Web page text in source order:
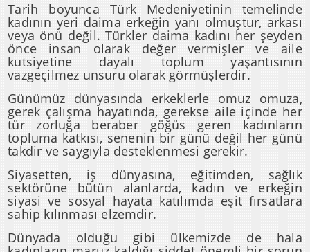
Tarih boyunca Türk Medeniyetinin temelinde
kadının yeri daima erkeğin yanı olmuştur, arkası
veya önü değil. Türkler daima kadını her şeyden
önce insan olarak değer vermişler ve aile
kutsiyetine dayalı toplum yaşantısının
vazgeçilmez unsuru olarak görmüşlerdir.
Günümüz dünyasında erkeklerle omuz omuza,
gerek çalışma hayatında, gerekse aile içinde her
tür zorluğa beraber göğüs geren kadınların
topluma katkısı, senenin bir günü değil her günü
takdir ve saygıyla desteklenmesi gerekir.
Siyasetten, iş dünyasına, eğitimden, sağlık
sektörüne bütün alanlarda, kadın ve erkeğin
siyasi ve sosyal hayata katılımda eşit fırsatlara
sahip kılınması elzemdir.
Dünyada olduğu gibi ülkemizde de hala